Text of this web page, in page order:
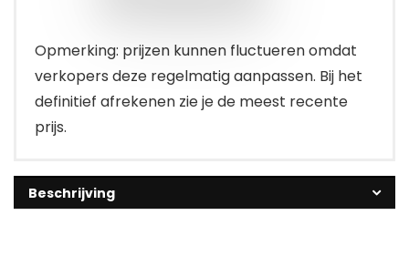
Opmerking: prijzen kunnen fluctueren omdat
verkopers deze regelmatig aanpassen. Bij het
definitief afrekenen zie je de meest recente
prijs.
Beschrijving